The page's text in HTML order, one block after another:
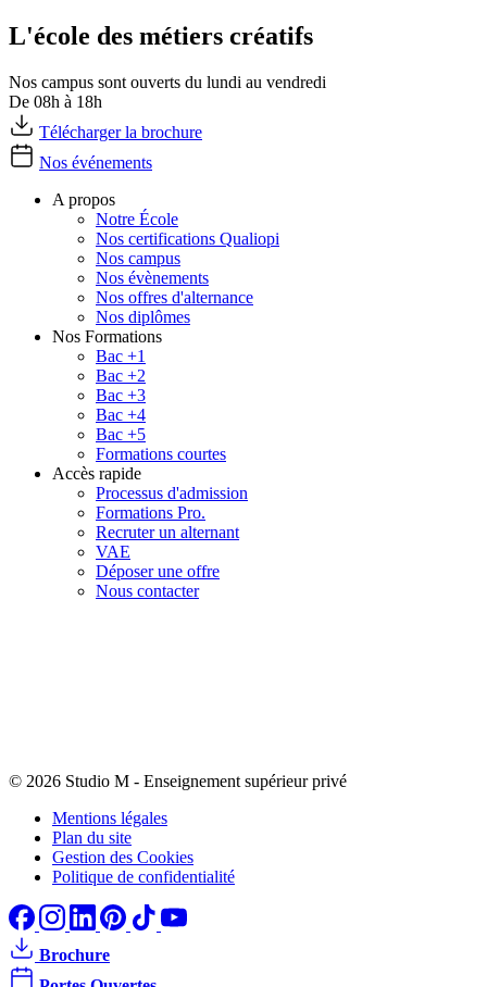
L'école des métiers créatifs
Nos campus sont ouverts du lundi au vendredi
De 08h à 18h
Télécharger la brochure
Nos événements
A propos
Notre École
Nos certifications Qualiopi
Nos campus
Nos évènements
Nos offres d'alternance
Nos diplômes
Nos Formations
Bac +1
Bac +2
Bac +3
Bac +4
Bac +5
Formations courtes
Accès rapide
Processus d'admission
Formations Pro.
Recruter un alternant
VAE
Déposer une offre
Nous contacter
© 2026 Studio M - Enseignement supérieur privé
Mentions légales
Plan du site
Gestion des Cookies
Politique de confidentialité
Brochure